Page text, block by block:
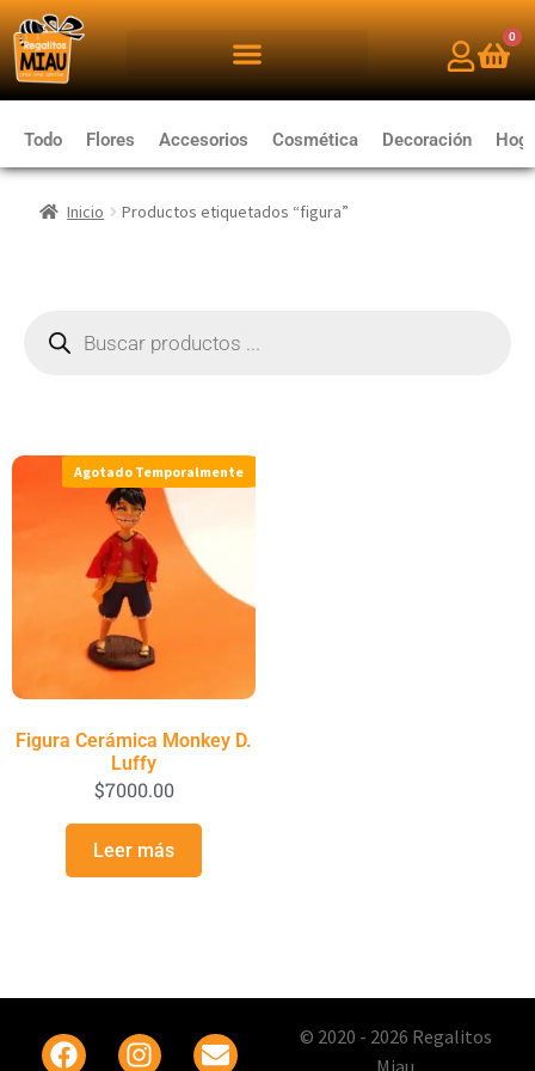
0
Todo Flores Accesorios Cosmética Decoración
Inicio Productos etiquetados “figura”
Agotado Temporalmente
Figura Cerámica Monkey D.
Luffy
$7000.00
Leer más
© 2020 - 2026 Regalitos
Miau